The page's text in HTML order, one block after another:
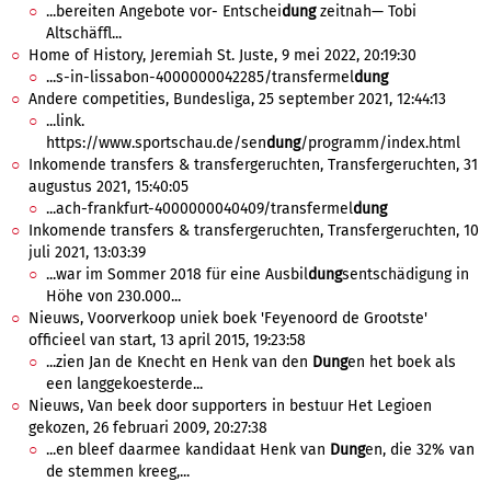
...bereiten Angebote vor- Entscheidungzeitnah— Tobi
Altschäffl...
Home of History, Jeremiah St. Juste, 9 mei 2022, 20:19:30
...s-in-lissabon-4000000042285/transfermeldung
Andere competities, Bundesliga, 25 september 2021, 12:44:13
...link.
https://www.sportschau.de/sendung/programm/index.html
Inkomende transfers & transfergeruchten, Transfergeruchten, 31
augustus 2021, 15:40:05
...ach-frankfurt-4000000040409/transfermeldung
Inkomende transfers & transfergeruchten, Transfergeruchten, 10
juli 2021, 13:03:39
...war im Sommer 2018 für eine Ausbildungsentschädigung in
Höhe von 230.000...
Nieuws, Voorverkoop uniek boek 'Feyenoord de Grootste'
officieel van start, 13 april 2015, 19:23:58
...zien Jan de Knecht en Henk van den Dungen het boek als
een langgekoesterde...
Nieuws, Van beek door supporters in bestuur Het Legioen
gekozen, 26 februari 2009, 20:27:38
...en bleef daarmee kandidaat Henk van Dungen, die 32% van
de stemmen kreeg,...